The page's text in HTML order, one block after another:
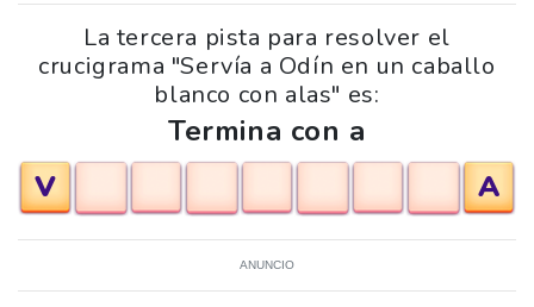
La tercera pista para resolver el
crucigrama "Servía a Odín en un caballo
blanco con alas" es:
Termina con a
V
A
ANUNCIO